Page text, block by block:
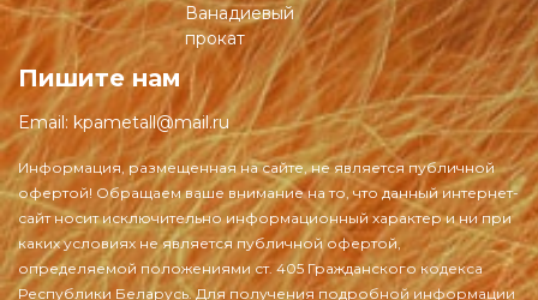
Ванадиевый
прокат
Пишите нам
Email: kpametall@mail.ru